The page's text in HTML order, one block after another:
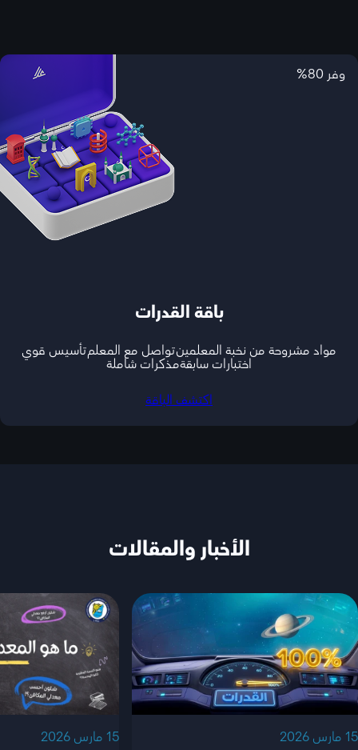
وفر 80%
باقة القدرات
مواد مشروحة من نخبة المعلمينتواصل مع المعلمتأسيس قوي
اختبارات سابقةمذكرات شاملة
اكتشف الباقة
الأخبار والمقالات
‫15 مارس 2026‬
‫15 مارس 2026‬